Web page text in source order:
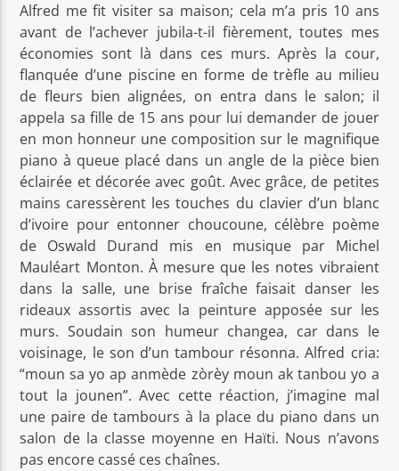
Alfred me fit visiter sa maison; cela m’a pris 10 ans
avant de l’achever jubila-t-il fièrement, toutes mes
économies sont là dans ces murs. Après la cour,
flanquée d’une piscine en forme de trèfle au milieu
de fleurs bien alignées, on entra dans le salon; il
appela sa fille de 15 ans pour lui demander de jouer
en mon honneur une composition sur le magnifique
piano à queue placé dans un angle de la pièce bien
éclairée et décorée avec goût. Avec grâce, de petites
mains caressèrent les touches du clavier d’un blanc
d’ivoire pour entonner choucoune, célèbre poème
de Oswald Durand mis en musique par Michel
Mauléart Monton. À mesure que les notes vibraient
dans la salle, une brise fraîche faisait danser les
rideaux assortis avec la peinture apposée sur les
murs. Soudain son humeur changea, car dans le
voisinage, le son d’un tambour résonna. Alfred cria:
“moun sa yo ap anmède zòrèy moun ak tanbou yo a
tout la jounen”. Avec cette réaction, j’imagine mal
une paire de tambours à la place du piano dans un
salon de la classe moyenne en Haïti. Nous n’avons
pas encore cassé ces chaînes.